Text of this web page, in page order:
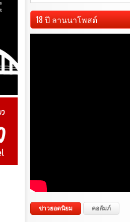
18 ปี ลานนาโพสต์
ข่าวยอดนิยม คอลัมภ์